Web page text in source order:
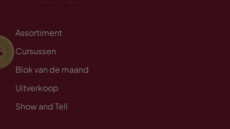
Assortiment
Cursussen
Blok van de maand
Uitverkoop
Show and Tell